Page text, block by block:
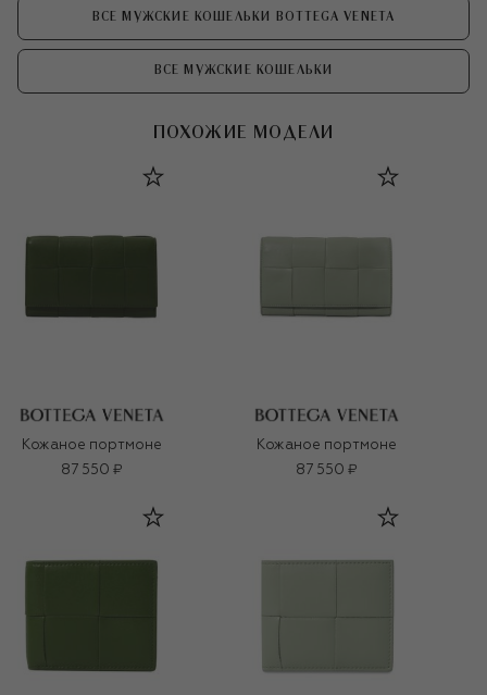
ВСЕ МУЖСКИЕ КОШЕЛЬКИ BOTTEGA VENETA
ВСЕ МУЖСКИЕ КОШЕЛЬКИ
ПОХОЖИЕ МОДЕЛИ
Кожаное портмоне
87 550 ₽
Кожаное портмоне
87 550 ₽